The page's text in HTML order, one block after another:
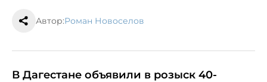
Автор:Роман Новоселов
В Дагестане объявили в розыск 40-